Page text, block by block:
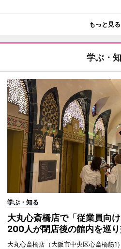
もっと見る
学ぶ・
学ぶ・知る
大丸心斎橋店で「従業員向
200人が閉店後の館内を巡
大丸心斎橋店（大阪市中央区心斎橋筋1